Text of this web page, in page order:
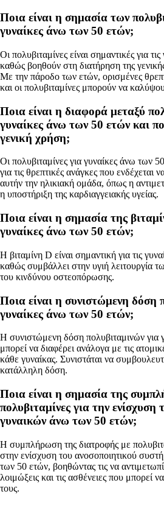
Ποια είναι η σημασία των
γυναίκες άνω των 50 ετών;
Οι πολυβιταμίνες είναι σημαντικές για
καθώς βοηθούν στη διατήρηση της
Με την πάροδο των ετών, ορισμένες
και οι πολυβιταμίνες μπορούν να
Ποια είναι η διαφορά μεταξύ
γυναίκες άνω των 50 ετών και
γενική χρήση;
Οι πολυβιταμίνες για γυναίκες άνω των
για τις θρεπτικές ανάγκες που ενδέχεται
αυτήν την ηλικιακή ομάδα, όπως η
η υποστήριξη της καρδιαγγειακής υγείας.
Ποια είναι η σημασία της
γυναίκες άνω των 50 ετών;
Η βιταμίνη D είναι σημαντική για τις
καθώς συμβάλλει στην υγιή λειτουργία
του κινδύνου οστεοπόρωσης.
Ποια είναι η συνιστώμενη δόση
γυναίκες άνω των 50 ετών;
Η συνιστώμενη δόση πολυβιταμινών για
μπορεί να διαφέρει ανάλογα με τις
κάθε γυναίκας. Συνιστάται να
κατάλληλη δόση.
Ποια είναι η σημασία της
πολυβιταμίνες για την ενίσχυση
γυναικών άνω των 50 ετών;
Η συμπλήρωση της διατροφής με
στην ενίσχυση του ανοσοποιητικού
των 50 ετών, βοηθώντας τις να
λοιμώξεις και τις ασθένειες που μπορεί
τους.